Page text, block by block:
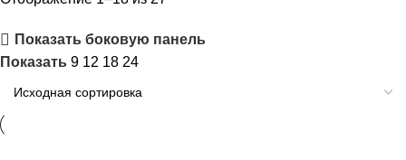
Показать боковую панель
Показать 9 12 18 24